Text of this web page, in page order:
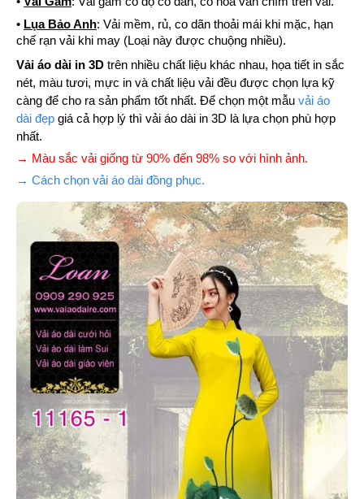
• Lụa Bảo Anh: Vải mềm, rủ, co dãn thoải mái khi mặc, hạn
chế rạn vải khi may (Loại này được chuộng nhiều).
Vải áo dài in 3D trên nhiều chất liệu khác nhau, họa tiết in sắc
nét, màu tươi, mực in và chất liệu vải đều được chọn lựa kỹ
càng để cho ra sản phẩm tốt nhất. Để chọn một mẫu vải áo
dài đẹp giá cả hợp lý thì vải áo dài in 3D là lựa chọn phù hợp
nhất.
→ Màu sắc vải giống từ 90% đến 98% so với hình ảnh.
→ Cách chọn vải áo dài đồng phục.